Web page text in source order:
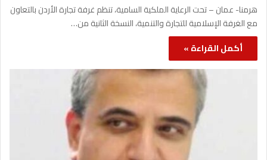
هرمنا- عمان – تحت الرعاية الملكية السامية، تنظم غرفة تجارة الأردن بالتعاون
مع الغرفة الإسلامية للتجارة والتنمية، النسخة الثانية من…
أكمل القراءة »